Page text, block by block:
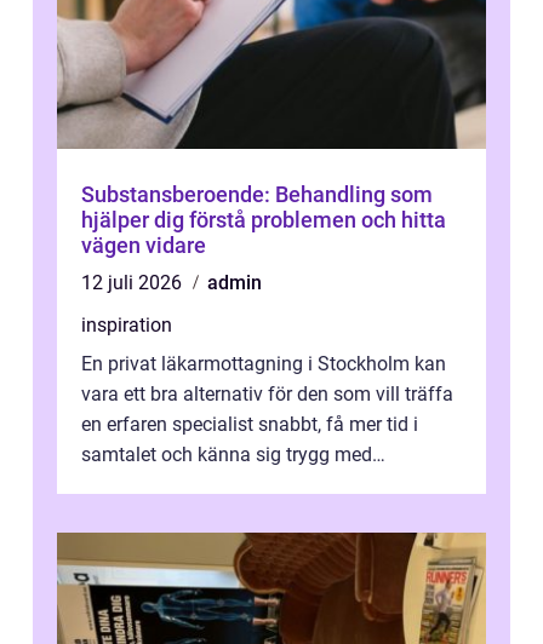
Substansberoende: Behandling som
hjälper dig förstå problemen och hitta
vägen vidare
12 juli 2026
admin
inspiration
En privat läkarmottagning i Stockholm kan
vara ett bra alternativ för den som vill träffa
en erfaren specialist snabbt, få mer tid i
samtalet och känna sig trygg med